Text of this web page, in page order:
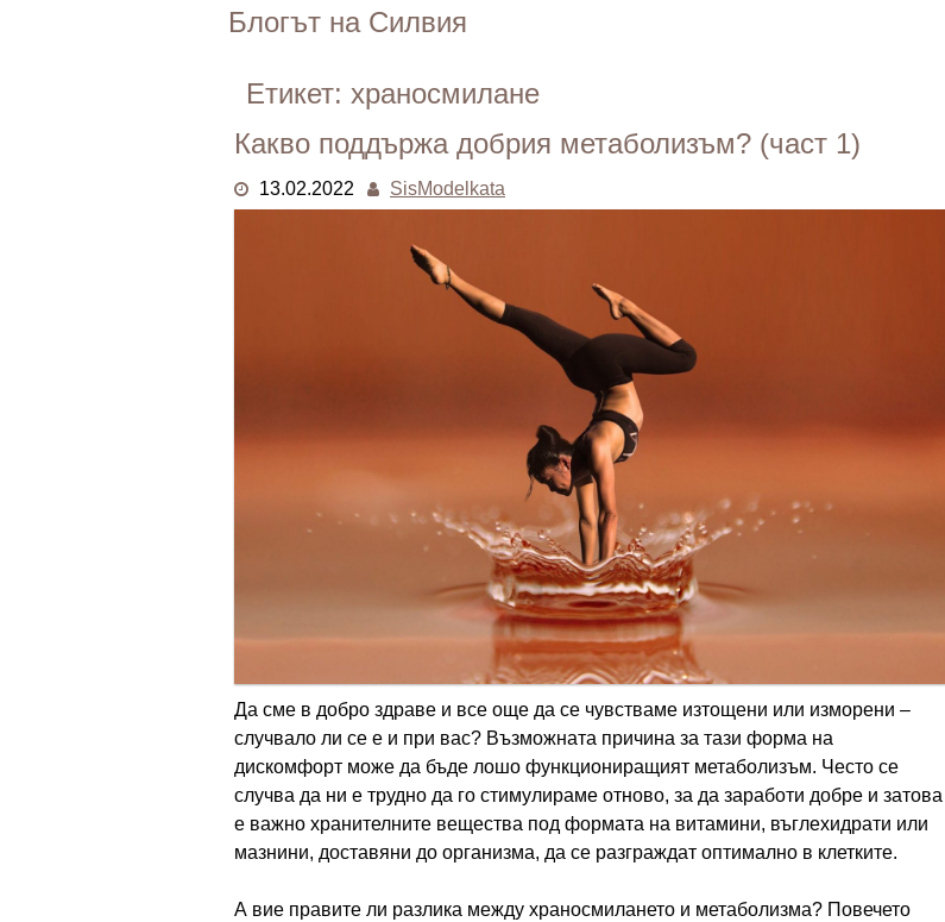
Блогът на Силвия
Етикет: храносмилане
Какво поддържа добрия метаболизъм? (част 1)
13.02.2022 SisModelkata
Да сме в добро здраве и все още да се чувстваме изтощени или изморени –
случвало ли се е и при вас? Възможната причина за тази форма на
дискомфорт може да бъде лошо функциониращият метаболизъм. Често се
случва да ни е трудно да го стимулираме отново, за да заработи добре и затова
е важно хранителните вещества под формата на витамини, въглехидрати или
мазнини, доставяни до организма, да се разграждат оптимално в клетките.
А вие правите ли разлика между храносмилането и метаболизма? Повечето